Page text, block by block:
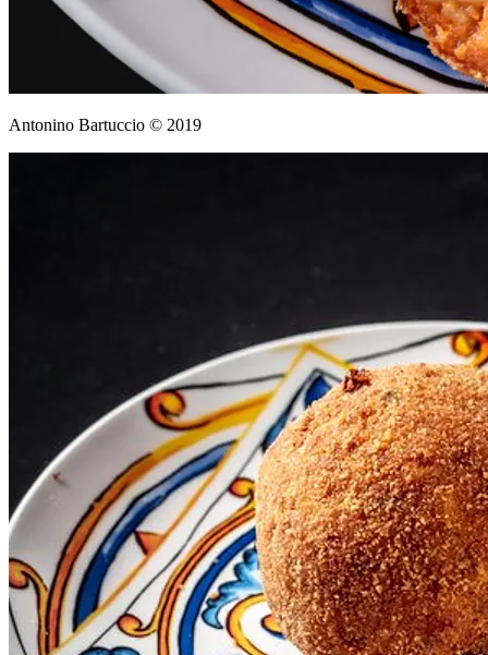
Antonino Bartuccio © 2019